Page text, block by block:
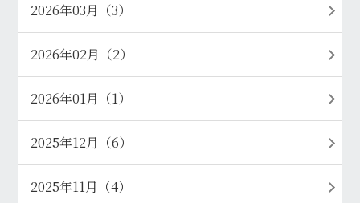
2026年03月（3）
2026年02月（2）
2026年01月（1）
2025年12月（6）
2025年11月（4）